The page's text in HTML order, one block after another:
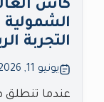
كأس
الشمولية
التجربة
يونيو 11, 2026
عندما تنطلق